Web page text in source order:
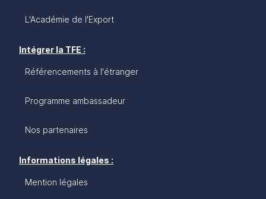
L'Académie de l'Export
Intégrer la TFE :
Référencements à l'étranger
Programme ambassadeur
Nos partenaires
Informations légales :
Mention légales